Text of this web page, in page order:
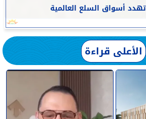
تهدد أسواق السلع العالمية
الأعلى قراءة